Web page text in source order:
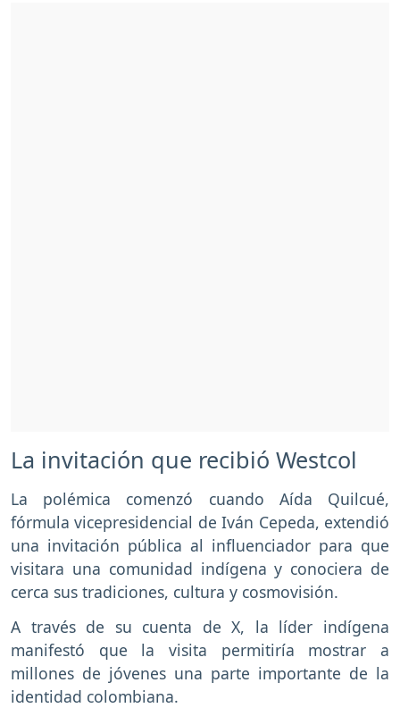
La invitación que recibió Westcol
La polémica comenzó cuando Aída Quilcué,
fórmula vicepresidencial de Iván Cepeda, extendió
una invitación pública al influenciador para que
visitara una comunidad indígena y conociera de
cerca sus tradiciones, cultura y cosmovisión.
A través de su cuenta de X, la líder indígena
manifestó que la visita permitiría mostrar a
millones de jóvenes una parte importante de la
identidad colombiana.